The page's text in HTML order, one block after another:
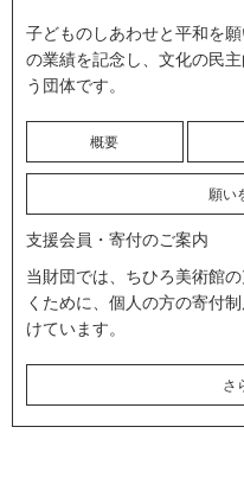
子どものしあわせと平和を
の業績を記念し、文化の民
う団体です。
概要
願い
支援会員・寄付のご案内
当財団では、ちひろ美術館
くために、個人の方の寄付
けています。
さ